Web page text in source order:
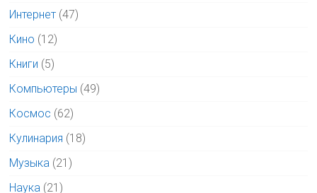
Интернет (47)
Кино (12)
Книги (5)
Компьютеры (49)
Космос (62)
Кулинария (18)
Музыка (21)
Наука (21)